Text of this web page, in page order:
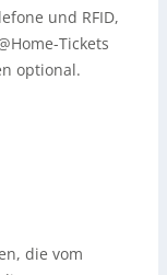
und RFID,
Tickets
optional.
die vom